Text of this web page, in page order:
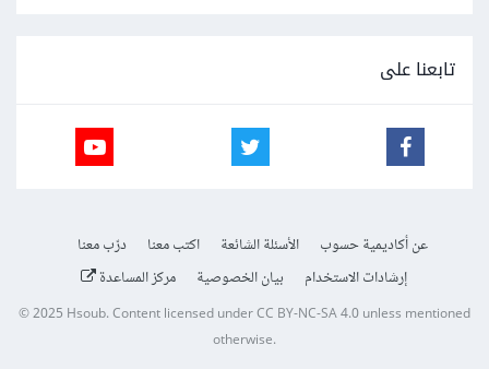
تابعنا على
عن أكاديمية حسوب الأسئلة الشائعة اكتب معنا
درّب معنا
إرشادات الاستخدام
بيان الخصوصية مركز المساعدة
© 2025Hsoub.Content licensed underCC BY-NC-SA 4.0unless mentioned
otherwise.